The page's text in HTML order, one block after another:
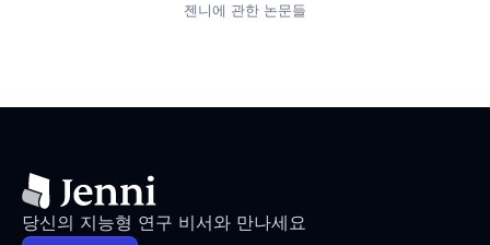
젠니에 관한 논문들
당신의 지능형 연구 비서와 만나세요